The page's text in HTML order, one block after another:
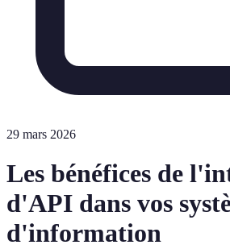
29 mars 2026
Les bénéfices de
d'API dans vos
d'information